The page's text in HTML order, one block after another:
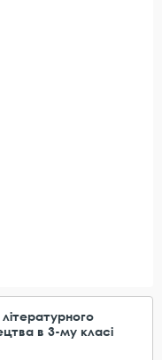
в 3-му класі